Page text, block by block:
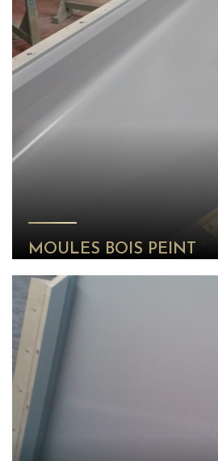
MOULES BOIS PEINT